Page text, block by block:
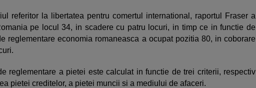
referitor la libertatea pentru comertul international, raportul Fraser a
pe locul 34, in scadere cu patru locuri, in timp ce in functie de
reglementare economia romaneasca a ocupat pozitia 80, in coborare
reglementare a pietei este calculat in functie de trei criterii, respectiv
pietei creditelor, a pietei muncii si a mediului de afaceri.